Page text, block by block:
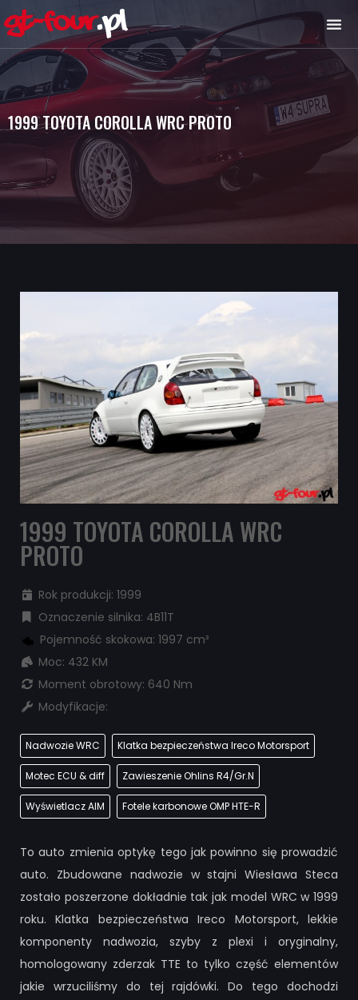
1999 TOYOTA COROLLA WRC PROTO
1999 TOYOTA COROLLA WRC
PROTO
Rok produkcji: 1999
Oznaczenie silnika: 4B11T
Pojemność skokowa: 1997 cm³
Moc: 432 KM
Moment obrotowy: 640 Nm
Modyfikacje:
Nadwozie WRC Klatka bezpieczeństwa Ireco Motorsport
Motec ECU & diff Zawieszenie Ohlins R4/Gr.N
Wyświetlacz AIM Fotele karbonowe OMP HTE-R
To auto zmienia optykę tego jak powinno się prowadzić
auto. Zbudowane nadwozie w stajni Wiesława Steca
zostało poszerzone dokładnie tak jak model WRC w 1999
roku. Klatka bezpieczeństwa Ireco Motorsport, lekkie
komponenty nadwozia, szyby z plexi i oryginalny,
homologowany zderzak TTE to tylko część elementów
jakie wrzuciliśmy do tej rajdówki. Do tego dochodzi